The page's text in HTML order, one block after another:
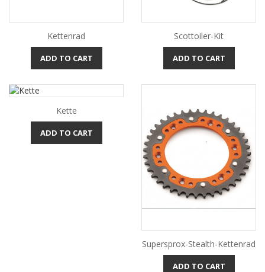
Kettenrad
ADD TO CART
Scottoiler-Kit
ADD TO CART
Kette
ADD TO CART
Supersprox-Stealth-Kettenrad
ADD TO CART